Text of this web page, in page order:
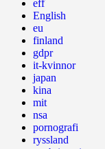
eff
English
eu
finland
gdpr
it-kvinnor
japan
kina
mit
nsa
pornografi
ryssland